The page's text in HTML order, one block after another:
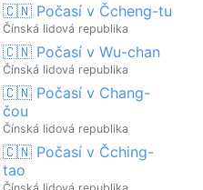
🇨🇳 Počasí v Čcheng-tu
Čínská lidová republika
🇨🇳 Počasí v Wu-chan
Čínská lidová republika
🇨🇳 Počasí v Chang-
čou
Čínská lidová republika
🇨🇳 Počasí v Čching-
tao